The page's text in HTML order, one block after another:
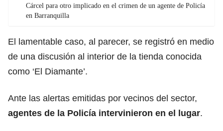
Cárcel para otro implicado en el crimen de un agente de Policía
en Barranquilla
El lamentable caso, al parecer, se registró en medio
de una discusión al interior de la tienda conocida
como ‘El Diamante’.
Ante las alertas emitidas por vecinos del sector,
agentes de la Policía intervinieron en el lugar.